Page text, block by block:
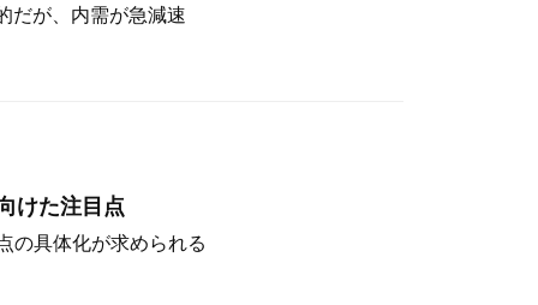
だが、内需が急減速
けた注目点
の具体化が求められる